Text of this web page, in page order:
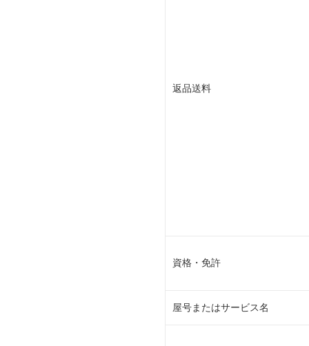
返品送料
資格・免許
屋号またはサービス名